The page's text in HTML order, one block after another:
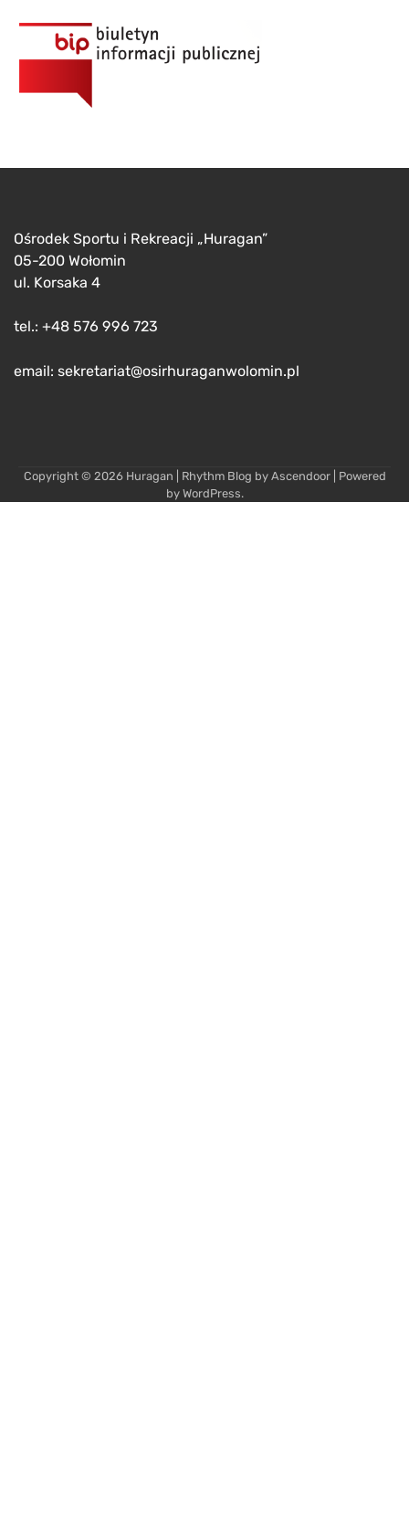
Ośrodek Sportu i Rekreacji „Huragan”
05-200 Wołomin
ul. Korsaka 4
tel.: +48 576 996 723
email: sekretariat@osirhuraganwolomin.pl
Copyright © 2026 Huragan | Rhythm Blog by Ascendoor| Powered
by WordPress.